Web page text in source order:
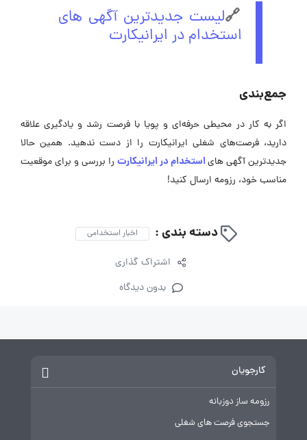
🔗لیست جدیدترین آگهی های
استخدام در ایرانیکارت
جمع‌بندی
اگر به کار در محیطی حرفه‌ای و پویا با فرصت رشد و یادگیری علاقه
دارید، فرصت‌های شغلی ایرانیکارت را از دست ندهید. همین حالا
جدیدترین آگهی هایاستخدام در ایرانیکارت را بررسی و برای موقعیت
مناسب خود، رزومه ارسال کنید!
دسته بندی : اخبار استخدامی
اشتراک گذاری
بدون دیدگاه
کارجویان
رزومه ساز دوزبانه
جستجوی فرصت های شغلی